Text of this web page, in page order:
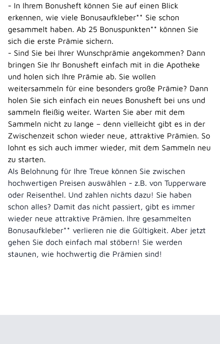
- In Ihrem Bonusheft können Sie auf einen Blick
erkennen, wie viele Bonusaufkleber** Sie schon
gesammelt haben. Ab 25 Bonuspunkten** können Sie
sich die erste Prämie sichern.
- Sind Sie bei Ihrer Wunschprämie angekommen? Dann
bringen Sie Ihr Bonusheft einfach mit in die Apotheke
und holen sich Ihre Prämie ab. Sie wollen
weitersammeln für eine besonders große Prämie? Dann
holen Sie sich einfach ein neues Bonusheft bei uns und
sammeln fleißig weiter. Warten Sie aber mit dem
Sammeln nicht zu lange – denn vielleicht gibt es in der
Zwischenzeit schon wieder neue, attraktive Prämien. So
lohnt es sich auch immer wieder, mit dem Sammeln neu
zu starten.
Als Belohnung für Ihre Treue können Sie zwischen
hochwertigen Preisen auswählen - z.B. von Tupperware
oder Reisenthel. Und zahlen nichts dazu! Sie haben
schon alles? Damit das nicht passiert, gibt es immer
wieder neue attraktive Prämien. Ihre gesammelten
Bonusaufkleber** verlieren nie die Gültigkeit. Aber jetzt
gehen Sie doch einfach mal stöbern! Sie werden
staunen, wie hochwertig die Prämien sind!